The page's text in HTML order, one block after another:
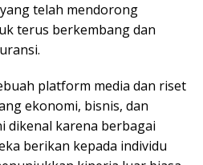
telah mendorong
terus berkembang dan
platform media dan riset
ekonomi, bisnis, dan
dikenal karena berbagai
berikan kepada individu